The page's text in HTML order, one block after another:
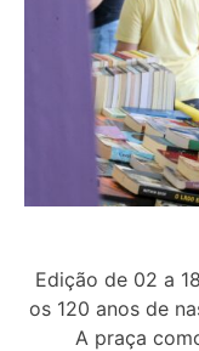
Edição de 02 a
os 120 anos de
A praça